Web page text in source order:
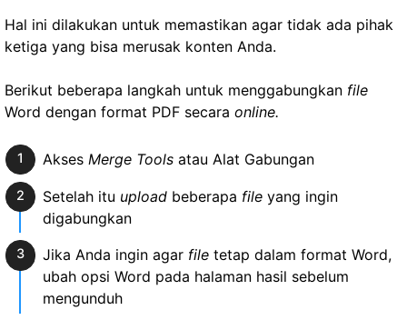
Hal ini dilakukan untuk memastikan agar tidak ada pihak
ketiga yang bisa merusak konten Anda.
Berikut beberapa langkah untuk menggabungkan file
Word dengan format PDF secara online.
Akses Merge Toolsatau Alat Gabungan
Setelah itu uploadbeberapa fileyang ingin
digabungkan
Jika Anda ingin agar filetetap dalam format Word,
ubah opsi Word pada halaman hasil sebelum
mengunduh